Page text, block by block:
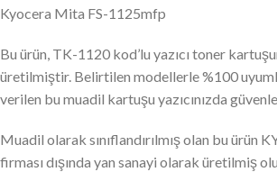
Kyocera Mita FS-1125mfp
Bu ürün, TK-1120 kod’lu yazıcı toner
üretilmiştir. Belirtilen modellerle %100
verilen bu muadil kartuşu yazıcınızda
Muadil olarak sınıflandırılmış olan bu ürün
firması dışında yan sanayi olarak üretilmiş